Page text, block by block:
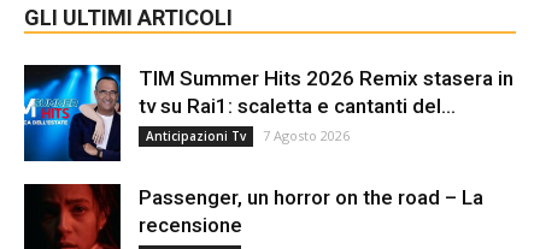
GLI ULTIMI ARTICOLI
TIM Summer Hits 2026 Remix stasera in
tv su Rai1: scaletta e cantanti del...
Anticipazioni Tv 7 Agosto 2026
Passenger, un horror on the road – La
recensione